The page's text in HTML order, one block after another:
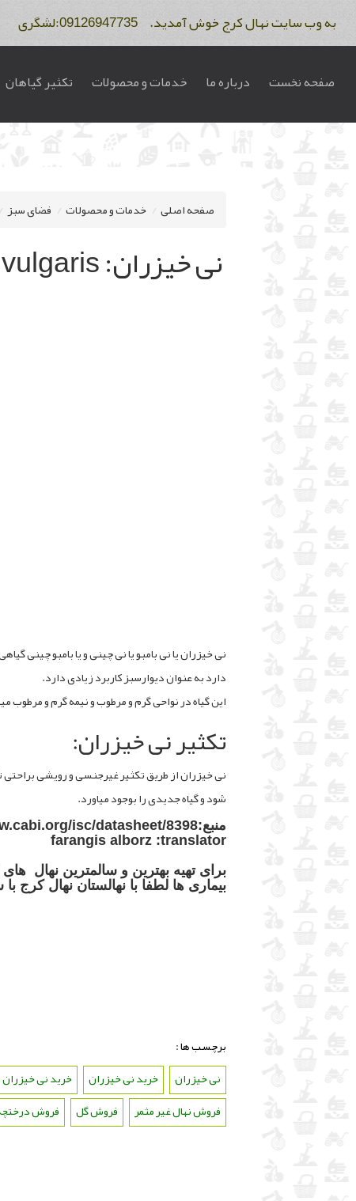
به وب سایت نهال کرج خوش آمدید. 09126947735:لشگری 09122275234:فاتح
صفحه نخست درباره ما خدمات و محصولات تکثیر گیاهان
صفحه اصلی خدمات و محصولات فضای سبز
نی خیزران: Bambusa vulgaris
نی خیزران یا نی بامبو یا نی چینی و یا بامبو
دارد به عنوان دیوارسبز کاربرد زیادی دارد.
این گیاه در نواحی گرم و مرطوب و نیمه گرم و
تکثیر نی خیزران:
نی خیزران از طریق تکثیر غیرجنسی و رویشی
شود و گیاه جدیدی را بوجود میاورد.
منبع:https://www.cabi.org/isc/datasheet/8398
farangis alborz :translator
برای تهیه بهترین و سالمترین نهال
بیماری ها لطفا با نهالستان نهال کرج
برچسب ها :
نی خیزران
خرید نی خیزران خرید نی خیزران
فروش نهال غیر مثمر
فروش گل فروش